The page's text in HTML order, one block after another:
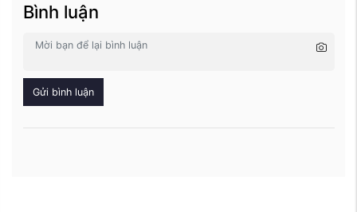
Bình luận
Gửi bình luận